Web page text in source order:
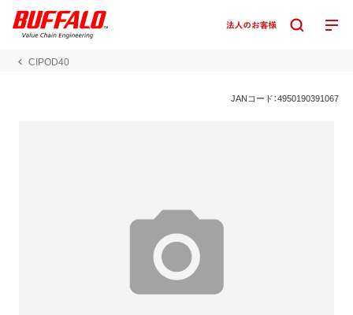
CIPOD40
JANコード：4950190391067